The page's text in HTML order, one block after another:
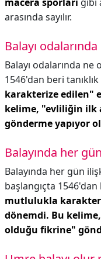
arasında sayılır.
Balayı
Balayı odalarında ne
1546'dan beri
karakterize edilen"
kelime, "evliliğin ilk
gönderme yapıyor
Balayında her
Balayında her gün
başlangıçta
mutlulukla
dönemdi. Bu
olduğu fikrine"